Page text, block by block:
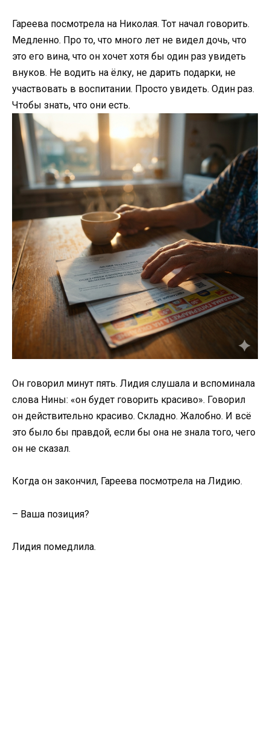
Гареева посмотрела на Николая. Тот начал говорить.
Медленно. Про то, что много лет не видел дочь, что
это его вина, что он хочет хотя бы один раз увидеть
внуков. Не водить на ёлку, не дарить подарки, не
участвовать в воспитании. Просто увидеть. Один раз.
Чтобы знать, что они есть.
Он говорил минут пять. Лидия слушала и вспоминала
слова Нины: «он будет говорить красиво». Говорил
он действительно красиво. Складно. Жалобно. И всё
это было бы правдой, если бы она не знала того, чего
он не сказал.
Когда он закончил, Гареева посмотрела на Лидию.
– Ваша позиция?
Лидия помедлила.